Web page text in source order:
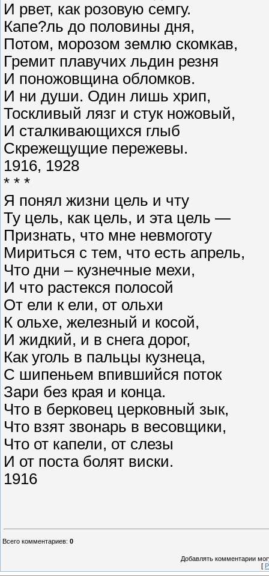
И рвет, как розовую семгу.
Капе?ль до половины дня,
Потом, морозом землю скомкав,
Гремит плавучих льдин резня
И поножовщина обломков.
И ни души. Один лишь хрип,
Тоскливый лязг и стук ножовый,
И сталкивающихся глыб
Скрежещущие пережевы.
1916, 1928
* * *
Я понял жизни цель и чту
Ту цель, как цель, и эта цель —
Признать, что мне невмоготу
Мириться с тем, что есть апрель,
Что дни – кузнечные мехи,
И что растекся полосой
От ели к ели, от ольхи
К ольхе, железный и косой,
И жидкий, и в снега дорог,
Как уголь в пальцы кузнеца,
С шипеньем впившийся поток
Зари без края и конца.
Что в берковец церковный зык,
Что взят звонарь в весовщики,
Что от капели, от слезы
И от поста болят виски.
1916
Всего комментариев: 0
Добавлять комментарии
[